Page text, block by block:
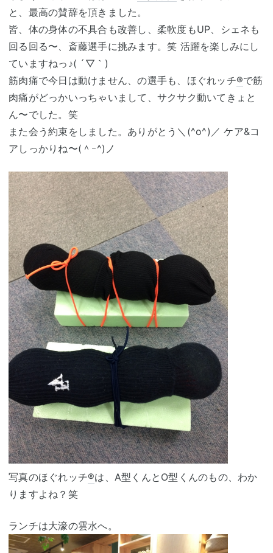
と、最高の賛辞を頂きました。
皆、体の身体の不具合も改善し、柔軟度もUP、シェネも
回る回る〜、斎藤選手に挑みます。笑 活躍を楽しみにし
ていますねっ♪( ´▽｀)
筋肉痛で今日は動けません、の選手も、ほぐれッチ®で筋
肉痛がどっかいっちゃいまして、サクサク動いてきょと
ん〜でした。笑
また会う約束をしました。ありがとう＼(^o^)／ ケア&コ
アしっかりね〜(＾ｰ^)ノ
写真のほぐれッチ®は、A型くんとO型くんのもの、わか
りますよね？笑
ランチは大濠の雲水へ。